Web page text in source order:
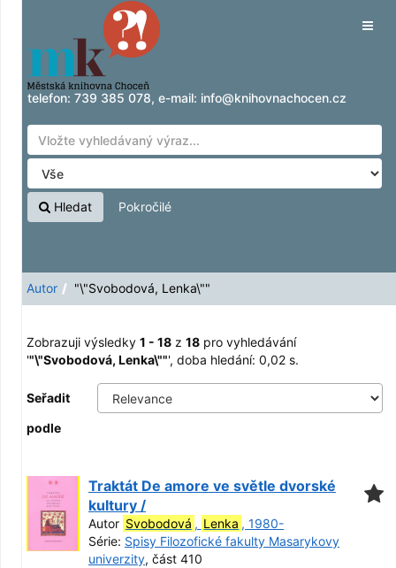
Zobrazuji výsledky1 - 18
Přeskočit na obsah
telefon: 739 385 078, e-mail: info@knihovnachocen.cz
Hledat Pokročilé
Autor "\"Svobodová, Lenka\""
Zobrazuji výsledky 1 - 18 z 18 pro vyhledávání
'"\"Svobodová, Lenka\""', doba hledání: 0,02 s.
Seřadit
podle
Traktát De amore ve světle dvorské
kultury /
Autor Svobodová , Lenka , 1980-
Série: Spisy Filozofické fakulty Masarykovy
univerzity, část 410